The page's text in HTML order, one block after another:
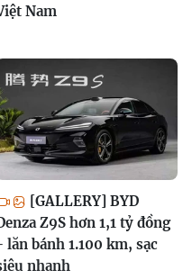
Nam
[GALLERY] BYD
Z9S hơn 1,1 tỷ đồng
lăn bánh 1.100 km, sạc
nhanh